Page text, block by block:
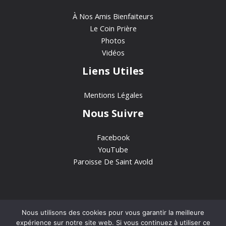
À Nos Amis Bienfaiteurs
Le Coin Prière
Photos
Vidéos
Liens Utiles
Mentions Légales
Nous Suivre
Facebook
YouTube
Paroisse De Saint Avold
Nous utilisons des cookies pour vous garantir la meilleure
expérience sur notre site web. Si vous continuez à utiliser ce